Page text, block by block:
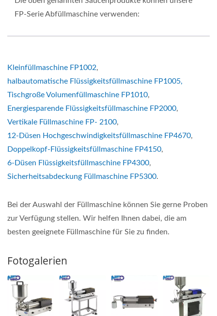
FP-Serie Abfüllmaschine verwenden:
Kleinfüllmaschine FP1002,
halbautomatische Flüssigkeitsfüllmaschine FP1005,
Tischgroße Volumenfüllmaschine FP1010,
Energiesparende Flüssigkeitsfüllmaschine FP2000,
Vertikale Füllmaschine FP- 2100,
12-Düsen Hochgeschwindigkeitsfüllmaschine FP4670,
Doppelkopf-Flüssigkeitsfüllmaschine FP4150,
6-Düsen Flüssigkeitsfüllmaschine FP4300,
Sicherheitsabdeckung Füllmaschine FP5300.
Bei der Auswahl der Füllmaschine können Sie gerne Proben
zur Verfügung stellen. Wir helfen Ihnen dabei, die am
besten geeignete Füllmaschine für Sie zu finden.
Fotogalerien